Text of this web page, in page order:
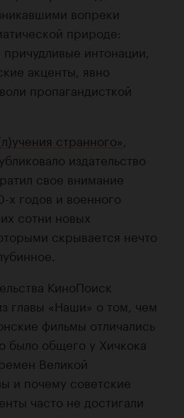
вопреки
природе:
интонации,
акценты, явно
пропагандисткой
странного»
издательство
свое внимание
х годов и военного
сотни новых
скрывается нечто
КиноПоиск
главы «Наши» о том, чем
фильмы отличались
было общего у Хичкока
Великой
и почему советские
часто не достигали